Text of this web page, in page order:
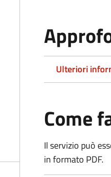
Ulteriori
Come
Il servizio può
in formato PDF.